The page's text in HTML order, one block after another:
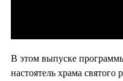
В этом выпуске
настоятель храма святого